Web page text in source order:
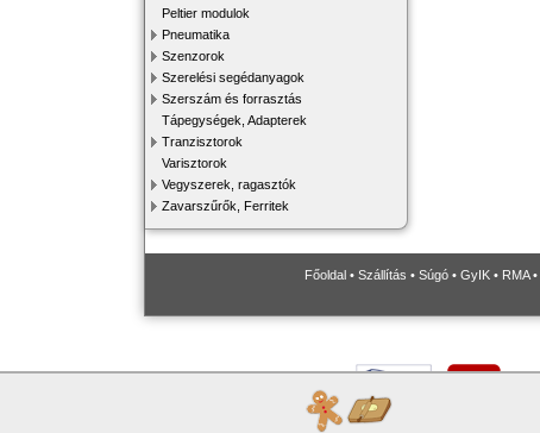
Peltier modulok
Pneumatika
Szenzorok
Szerelési segédanyagok
Szerszám és forrasztás
Tápegységek, Adapterek
Tranzisztorok
Varisztorok
Vegyszerek, ragasztók
Zavarszűrők, Ferritek
Főoldal • Szállítás • Súgó • GyIK • RMA•